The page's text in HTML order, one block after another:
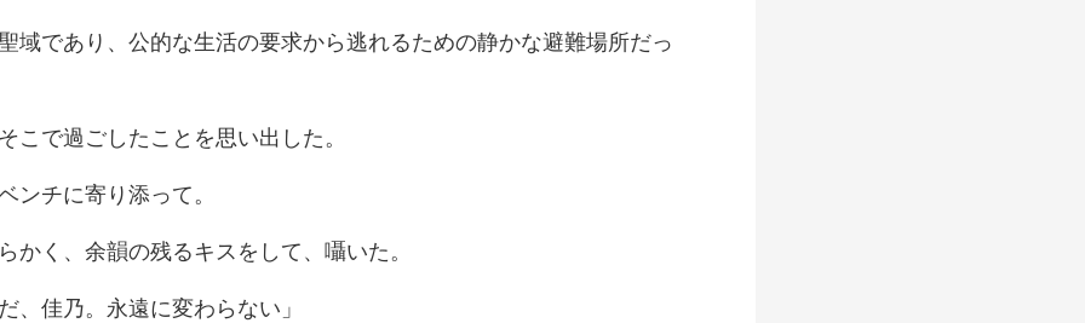
公的な生活の要求から逃れる
こで過ごした
ンチ
かく、余韻の残る
、佳乃。永遠